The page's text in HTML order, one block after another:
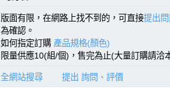
版面有限，在網路上找不到的，可直接提出問
為確認。
如何指定訂購 產品規格(顏色)
限量供應10(組/個)，售完為止(大量訂購請洽
全網站搜尋 提出 詢問、評價